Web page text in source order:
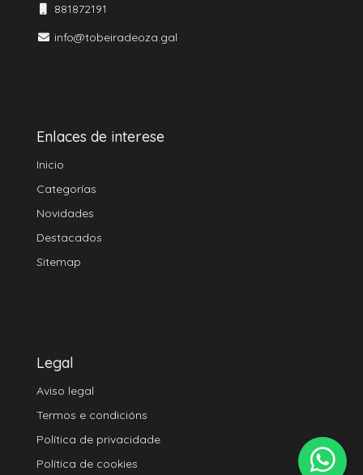
881872191
info@tobeiradeoza.gal
Enlaces de interese
Inicio
Categorías
Novidades
Destacados
Sitemap
Legal
Aviso legal
Termos e condicións
Política de privacidade
Política de cookies